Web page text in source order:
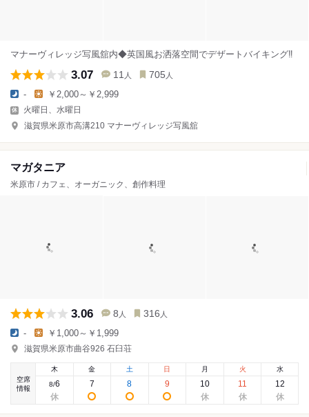
マナーヴィレッジ写風舘内◆英国風お洒落空間でデザートバイキング‼︎
3.07 11 人 705 人
- ￥2,000～￥2,999
火曜日、水曜日
滋賀県米原市高溝210 マナーヴィレッジ写風舘
マガタニア
米原市 / カフェ、オーガニック、創作料理
3.06 8 人 316 人
- ￥1,000～￥1,999
滋賀県米原市曲谷926 石臼荘
空席
情報
木
8/6
金
7
土
8
日
9
月
10
火
11
水
12